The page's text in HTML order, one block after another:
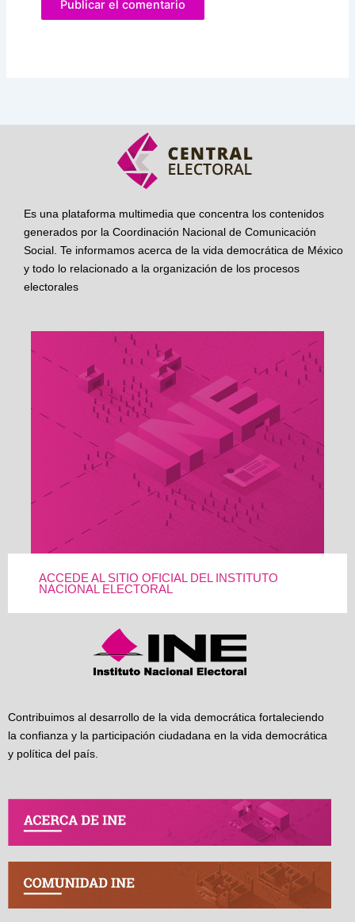
Es una plataforma multimedia que concentra los contenidos
generados por la Coordinación Nacional de Comunicación
Social. Te informamos acerca de la vida democrática de México
y todo lo relacionado a la organización de los procesos
electorales
ACCEDE AL SITIO OFICIAL DEL INSTITUTO
NACIONAL ELECTORAL
Contribuimos al desarrollo de la vida democrática fortaleciendo
la confianza y la participación ciudadana en la vida democrática
y política del país.